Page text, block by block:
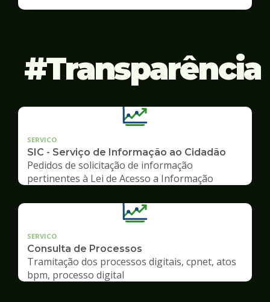
Transparência
SERVICO
SIC - Serviço de Informação ao Cidadão
Pedidos de solicitação de informação
pertinentes à Lei de Acesso a Informação
SERVICO
Consulta de Processos
Tramitação dos processos digitais, cpnet, atos
bpm, processo digital